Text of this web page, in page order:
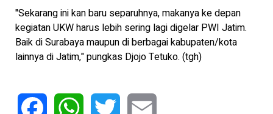
"Sekarang ini kan baru separuhnya, makanya ke depan
kegiatan UKW harus lebih sering lagi digelar PWI Jatim.
Baik di Surabaya maupun di berbagai kabupaten/kota
lainnya di Jatim," pungkas Djojo Tetuko. (tgh)